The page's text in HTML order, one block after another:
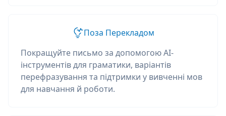
Поза Перекладом
Покращуйте письмо за допомогою AI-
інструментів для граматики, варіантів
перефразування та підтримки у вивченні мов
для навчання й роботи.